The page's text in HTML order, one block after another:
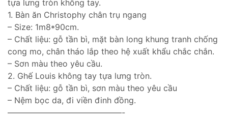
tựa lưng tròn không tay.
1. Bàn ăn Christophy chân trụ ngang
– Size: 1m8*90cm.
– Chất liệu: gỗ tần bì, mặt bàn long khung tranh chống
cong mo, chân tháo lắp theo hệ xuất khẩu chắc chắn.
– Sơn màu theo yêu cầu.
2. Ghế Louis không tay tựa lưng tròn.
– Chất liệu: gỗ tần bì, sơn màu theo yêu cầu
– Nệm bọc da, đi viền đinh đồng.
——————————————-